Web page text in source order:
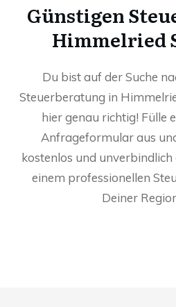
Günstigen
Himmelried
Du bist auf der Suche
Steuerberatung in
hier genau richtig! Fülle
Anfrageformular aus
kostenlos und
einem professionellen
Deiner